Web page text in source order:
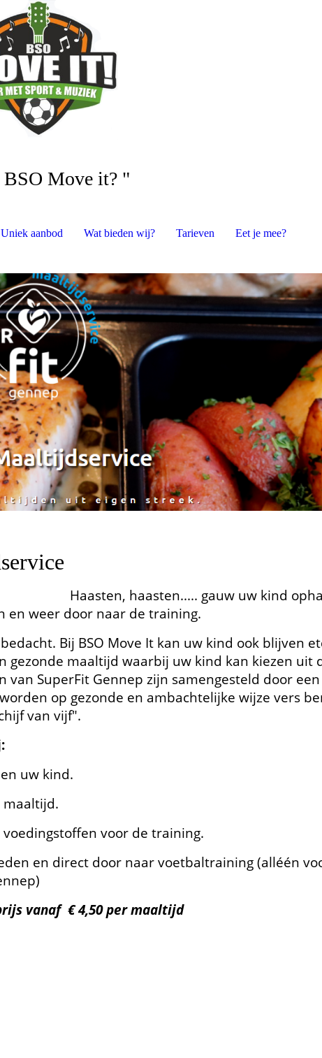
Move it? "
Uniek aanbod Wat bieden wij? Tarieven Eet je mee?
Haasten, haasten..... gauw uw kind
en weer door naar de training.
Bij BSO Move It kan uw kind ook blijven
gezonde maaltijd waarbij uw kind kan kiezen uit
van SuperFit Gennep zijn samengesteld door een
op gezonde en ambachtelijke wijze vers
van vijf".
uw kind.
maaltijd.
voor de training.
en direct door naar voetbaltraining (alléén
vanaf € 4,50 per maaltijd